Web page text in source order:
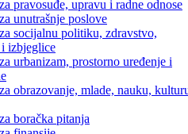
privredu
pravosuđe, upravu i radne odnose
unutrašnje poslove
socijalnu politiku, zdravstvo,
i izbjeglice
urbanizam, prostorno uređenje i